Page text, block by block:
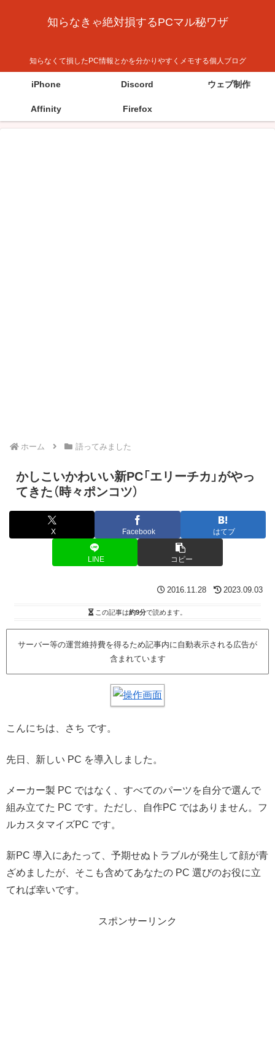
知らなきゃ絶対損するPCマル秘ワザ
知らなくて損したPC情報とかを分かりやすくメモする個人ブログ
iPhone Discord ウェブ制作
Affinity Firefox
ホーム 語ってみました
かしこいかわいい新PC「エリーチカ」がやっ
てきた（時々ポンコツ）
X Facebook はてブ
LINE コピー
2016.11.28 2023.09.03
この記事は約9分で読めます。
サーバー等の運営維持費を得るため記事内に自動表示される広告が
含まれています
こんにちは、さち です。
先日、新しい PC を導入しました。
メーカー製 PC ではなく、すべてのパーツを自分で選んで
組み立てた PC です。ただし、自作PC ではありません。フ
ルカスタマイズPC です。
新PC 導入にあたって、予期せぬトラブルが発生して顔が青
ざめましたが、そこも含めてあなたの PC 選びのお役に立
てれば幸いです。
スポンサーリンク